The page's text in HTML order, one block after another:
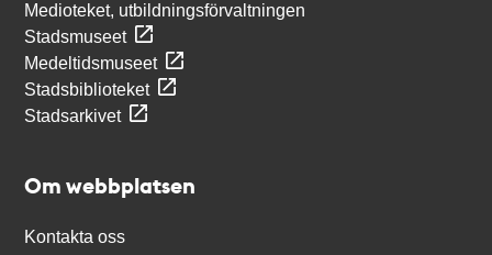
Medioteket, utbildningsförvaltningen
Stadsmuseet
Medeltidsmuseet
Stadsbiblioteket
Stadsarkivet
Om webbplatsen
Kontakta oss